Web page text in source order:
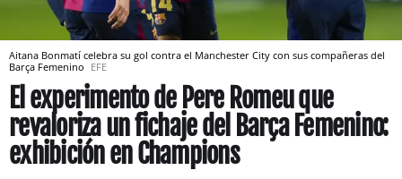
Aitana Bonmatí celebra su gol contra el Manchester City con sus compañeras del
Barça Femenino EFE
El experimento de Pere Romeu que
revaloriza un fichaje del Barça Femenino:
exhibición en Champions